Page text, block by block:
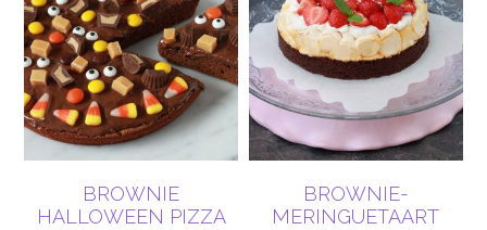
BROWNIE
HALLOWEEN PIZZA
BROWNIE-
MERINGUETAART